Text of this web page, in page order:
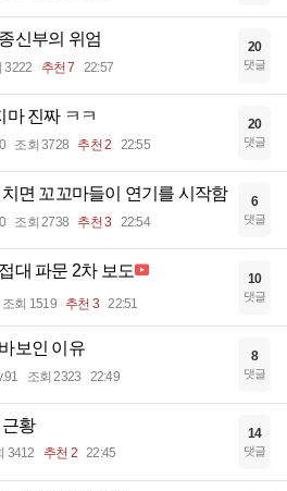
신부의 위엄
3222 추천 7 22:57
20
댓글
마 진짜 ㅋㅋ
조회 3728 추천 2 22:55
20
댓글
면 꼬꼬마들이 연기를 시작함
조회 2738 추천 3 22:54
6
댓글
대 파문 2차 보도
조회 1519 추천 3 22:51
10
댓글
보인 이유
조회 2323 22:49
8
댓글
황
3412 추천 2 22:45
14
댓글